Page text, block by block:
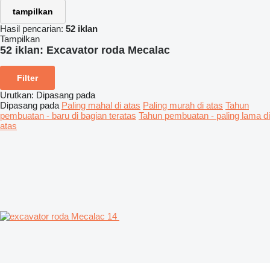
tampilkan
Hasil pencarian: 52 iklan
Tampilkan
52 iklan: Excavator roda Mecalac
Filter
Urutkan: Dipasang pada
Dipasang pada Paling mahal di atas Paling murah di atas Tahun
pembuatan - baru di bagian teratas Tahun pembuatan - paling lama di
atas